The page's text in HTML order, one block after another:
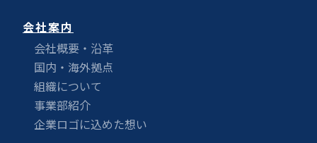
会社案内
会社概要・沿革
国内・海外拠点
組織について
事業部紹介
企業ロゴに込めた想い